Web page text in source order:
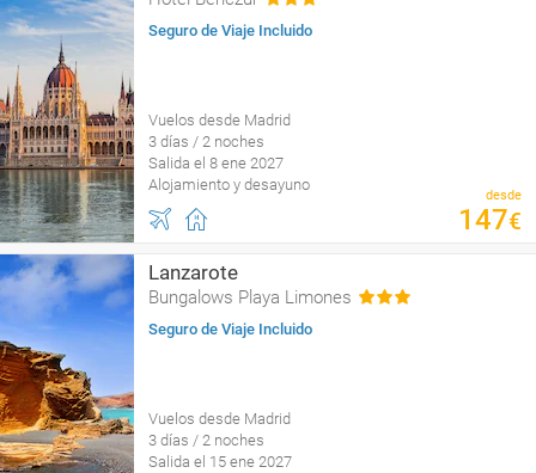
Seguro de Viaje Incluido
Vuelos desde Madrid
3 días / 2 noches
Salida el 8 ene 2027
Alojamiento y desayuno
desde
147€
Lanzarote
Bungalows Playa Limones
Seguro de Viaje Incluido
Vuelos desde Madrid
3 días / 2 noches
Salida el 15 ene 2027